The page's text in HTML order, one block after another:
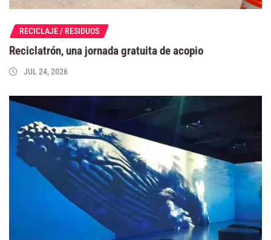
RECICLAJE / RESIDUOS
Reciclatrón, una jornada gratuita de acopio
JUL 24, 2026